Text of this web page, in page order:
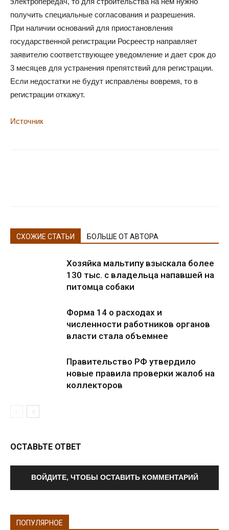
получить специальные согласования и разрешения.
При наличии оснований для приостановления
государственной регистрации Росреестр направляет
заявителю соответствующее уведомление и дает срок до
3 месяцев для устранения препятствий для регистрации.
Если недостатки не будут исправлены вовремя, то в
регистрации откажут.
Источник
СХОЖИЕ СТАТЬИ БОЛЬШЕ ОТ АВТОРА
Хозяйка мальтипу взыскала более
130 тыс. с владельца напавшей на
питомца собаки
Форма 14 о расходах и
численности работников органов
власти стала объемнее
Правительство РФ утвердило
новые правила проверки жалоб на
коллекторов
ОСТАВЬТЕ ОТВЕТ
ВОЙДИТЕ, ЧТОБЫ ОСТАВИТЬ КОММЕНТАРИЙ
ПОПУЛЯРНОЕ